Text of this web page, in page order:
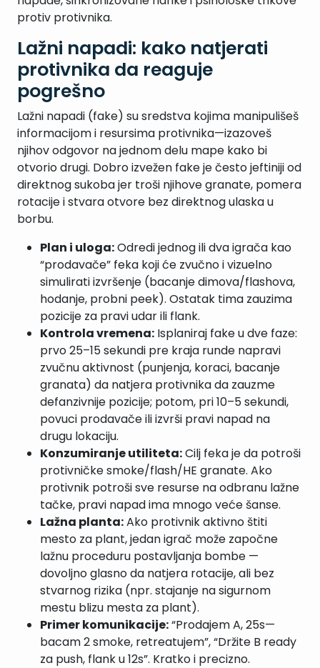
protiv protivnika.
Lažni napadi: kako natjerati
protivnika da reaguje
pogrešno
Lažni napadi (fake) su sredstva kojima manipulišeš
informacijom i resursima protivnika—izazoveš
njihov odgovor na jednom delu mape kako bi
otvorio drugi. Dobro izvežen fake je često jeftiniji od
direktnog sukoba jer troši njihove granate, pomera
rotacije i stvara otvore bez direktnog ulaska u
borbu.
Plan i uloga:Odredi jednog ili dva igrača kao
“prodavače” feka koji će zvučno i vizuelno
simulirati izvršenje (bacanje dimova/flashova,
hodanje, probni peek). Ostatak tima zauzima
pozicije za pravi udar ili flank.
Kontrola vremena: Isplaniraj fake u dve faze:
prvo 25–15 sekundi pre kraja runde napravi
zvučnu aktivnost (punjenja, koraci, bacanje
granata) da natjera protivnika da zauzme
defanzivnije pozicije; potom, pri 10–5 sekundi,
povuci prodavače ili izvrši pravi napad na
drugu lokaciju.
Konzumiranje utiliteta:Cilj feka je da potroši
protivničke smoke/flash/HE granate. Ako
protivnik potroši sve resurse na odbranu lažne
tačke, pravi napad ima mnogo veće šanse.
Lažna planta:Ako protivnik aktivno štiti
mesto za plant, jedan igrač može započne
lažnu proceduru postavljanja bombe —
dovoljno glasno da natjera rotacije, ali bez
stvarnog rizika (npr. stajanje na sigurnom
mestu blizu mesta za plant).
Primer komunikacije:“Prodajem A, 25s—
bacam 2 smoke, retreatujem”, “Držite B ready
za push, flank u 12s”. Kratko i precizno.